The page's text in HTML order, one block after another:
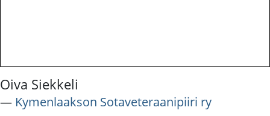
Oiva Siekkeli
― Kymenlaakson Sotaveteraanipiiri ry